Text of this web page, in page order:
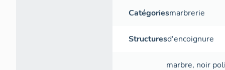
Catégoriesmarbrerie
Structuresd'encoignure
marbre, noir